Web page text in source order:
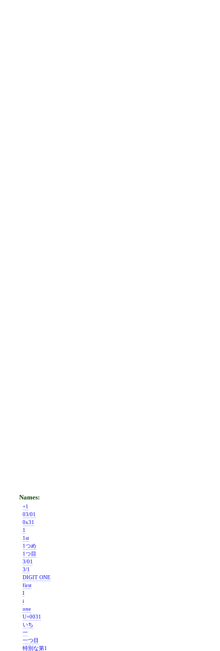
+1
03/01
0x31
1
1st
1つめ
1つ目
3/01
3/1
DIGIT ONE
first
I
i
one
U+0031
いち
一
一つ目
特別な第1